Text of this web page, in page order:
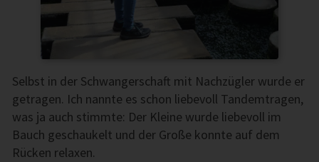
Selbst in der Schwangerschaft mit Nachzügler wurde er
getragen. Ich nannte es schon liebevoll Tandemtragen,
was ja auch stimmte: Der Kleine wurde liebevoll im
Bauch geschaukelt und der Große konnte auf dem
Rücken relaxen.